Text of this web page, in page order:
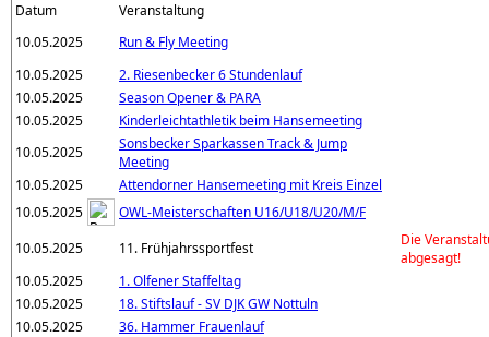
Datum
Veranstaltung
10.05.2025
Run & Fly Meeting
10.05.2025
2. Riesenbecker 6 Stundenlauf
10.05.2025
Season Opener & PARA
10.05.2025
Kinderleichtathletik beim Hansemeeting
10.05.2025
Sonsbecker Sparkassen Track & Jump
Meeting
10.05.2025
Attendorner Hansemeeting mit Kreis Einzel
10.05.2025
OWL-Meisterschaften U16/U18/U20/M/F
10.05.2025
11. Frühjahrssportfest
Die
abgesagt!
10.05.2025
1. Olfener Staffeltag
10.05.2025
18. Stiftslauf - SV DJK GW Nottuln
10.05.2025
36. Hammer Frauenlauf